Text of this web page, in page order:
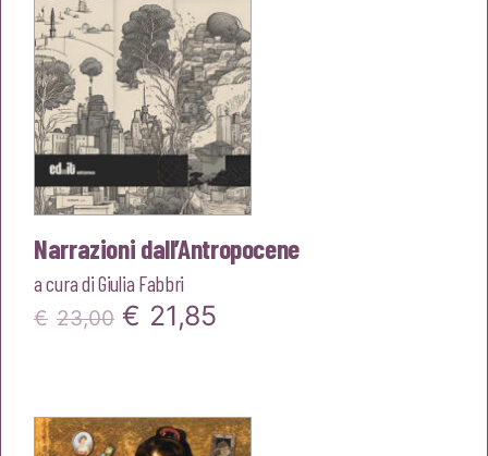
Narrazioni dall’Antropocene
a cura diGiulia Fabbri
€ 23,00 Il
era:
€ 21,85
è: